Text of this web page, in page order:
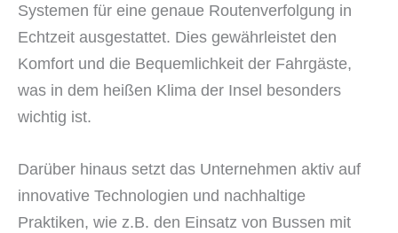
Systemen für eine genaue Routenverfolgung in
Echtzeit ausgestattet. Dies gewährleistet den
Komfort und die Bequemlichkeit der Fahrgäste,
was in dem heißen Klima der Insel besonders
wichtig ist.
Darüber hinaus setzt das Unternehmen aktiv auf
innovative Technologien und nachhaltige
Praktiken, wie z.B. den Einsatz von Bussen mit